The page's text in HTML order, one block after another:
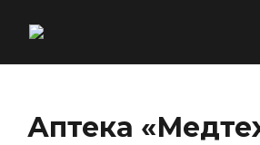
Аптека